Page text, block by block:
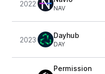
2022
NAV
2023
Dayhub
DAY
Permission